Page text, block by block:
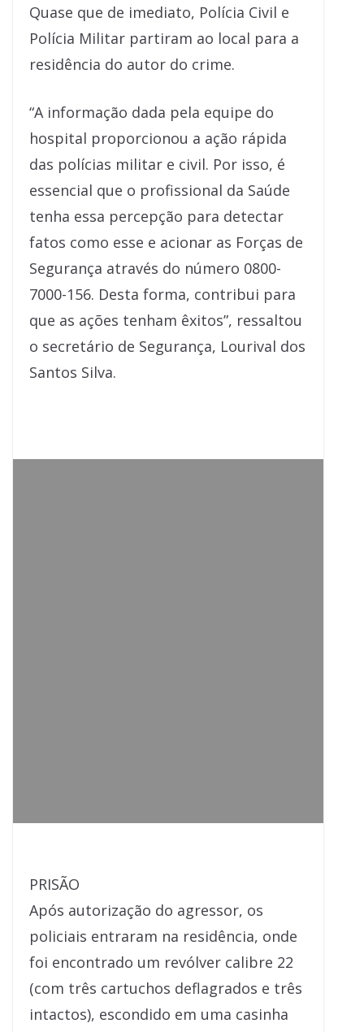
Quase que de imediato, Polícia Civil e
Polícia Militar partiram ao local para a
residência do autor do crime.
“A informação dada pela equipe do
hospital proporcionou a ação rápida
das polícias militar e civil. Por isso, é
essencial que o profissional da Saúde
tenha essa percepção para detectar
fatos como esse e acionar as Forças de
Segurança através do número 0800-
7000-156. Desta forma, contribui para
que as ações tenham êxitos”, ressaltou
o secretário de Segurança, Lourival dos
Santos Silva.
PRISÃO
Após autorização do agressor, os
policiais entraram na residência, onde
foi encontrado um revólver calibre 22
(com três cartuchos deflagrados e três
intactos), escondido em uma casinha